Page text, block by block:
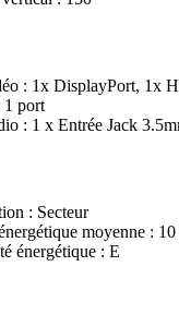
: 1x DisplayPort, 1x
1 port
: 1 x Entrée Jack
: Secteur
moyenne :
énergétique : E